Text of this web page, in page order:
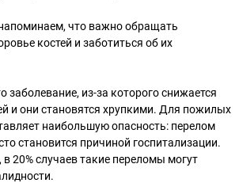
что важно обращать
костей и заботиться об их
заболевание, из-за которого снижается
и они становятся хрупкими. Для пожилых
наибольшую опасность: перелом
становится причиной госпитализации.
20% случаев такие переломы могут